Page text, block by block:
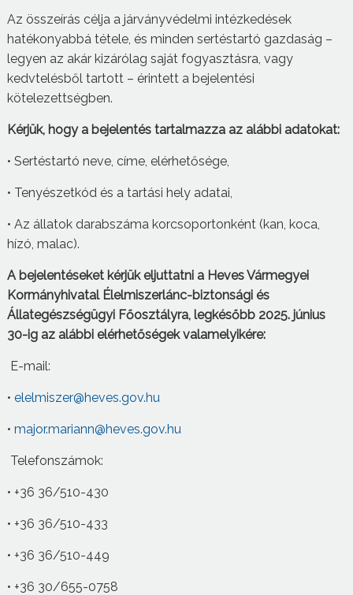
Az összeírás célja a járványvédelmi intézkedések
hatékonyabbá tétele, és minden sertéstartó gazdaság –
legyen az akár kizárólag saját fogyasztásra, vagy
kedvtelésből tartott – érintett a bejelentési
kötelezettségben.
Kérjük, hogy a bejelentés tartalmazza az alábbi adatokat:
• Sertéstartó neve, címe, elérhetősége,
• Tenyészetkód és a tartási hely adatai,
• Az állatok darabszáma korcsoportonként (kan, koca,
hízó, malac).
A bejelentéseket kérjük eljuttatni a Heves Vármegyei
Kormányhivatal Élelmiszerlánc-biztonsági és
Állategészségügyi Főosztályra, legkésőbb 2025. június
30-ig az alábbi elérhetőségek valamelyikére:
E-mail:
• elelmiszer@heves.gov.hu
• major.mariann@heves.gov.hu
Telefonszámok:
• +36 36/510-430
• +36 36/510-433
• +36 36/510-449
• +36 30/655-0758